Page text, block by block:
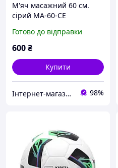
М'яч масажний 60 см.
сірий MA-60-СЕ
Готово до відправки
600₴
Купити
Інтернет-магазин спорттоварів "SprinterSport" 98%